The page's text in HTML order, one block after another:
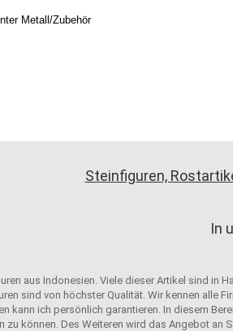
Metall/Zubehör
Steinfiguren,
In
aus Indonesien. Viele dieser Artikel sind in
sind von höchster Qualität. Wir kennen
kann ich persönlich garantieren. In diesem
zu können. Des Weiteren wird das Angebot an